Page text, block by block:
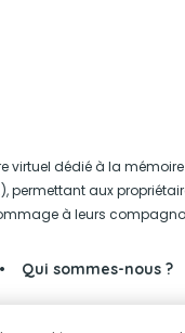
virtuel dédié à la
permettant aux
à leurs
Qui sommes-nous ?